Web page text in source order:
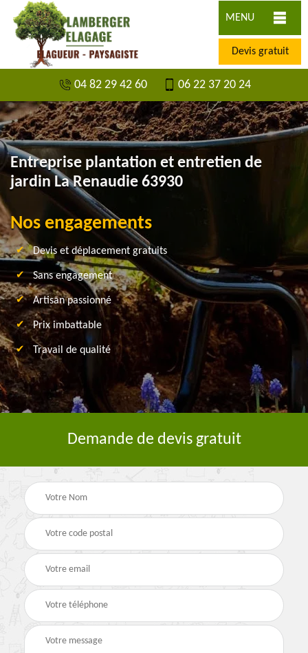
MENU
Devis gratuit
04 82 29 42 60 06 22 37 20 24
Entreprise plantation et entretien de
jardin La Renaudie 63930
Nos engagements
Devis et déplacement gratuits
Sans engagement
Artisan passionné
Prix imbattable
Travail de qualité
Demande de devis gratuit